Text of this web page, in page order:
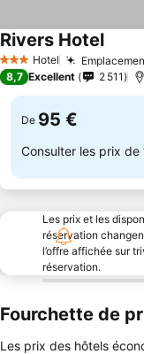
3 ÉtoilesHotel
Rivers Hotel
8,7 Excellent 2 511
De 95 €
Consulter les prix de
Les prix et les
réservation
l’offre affichée sur
réservation.
Fourchette de
Les prix des hôtels